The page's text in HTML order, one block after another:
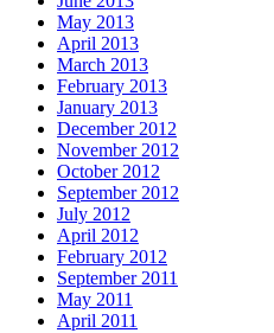
May 2013
April 2013
March 2013
February 2013
January 2013
December 2012
November 2012
October 2012
September 2012
July 2012
April 2012
February 2012
September 2011
May 2011
April 2011